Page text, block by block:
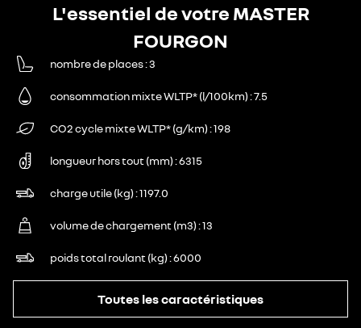
L'essentiel de votre MASTER
FOURGON
nombre de places 3
consommation mixte WLTP* (l/100km) 7.5
CO2 cycle mixte WLTP* (g/km) 198
longueur hors tout (mm) 6315
charge utile (kg) 1197.0
volume de chargement (m3) 13
poids total roulant (kg) 6000
Toutes les caractéristiques